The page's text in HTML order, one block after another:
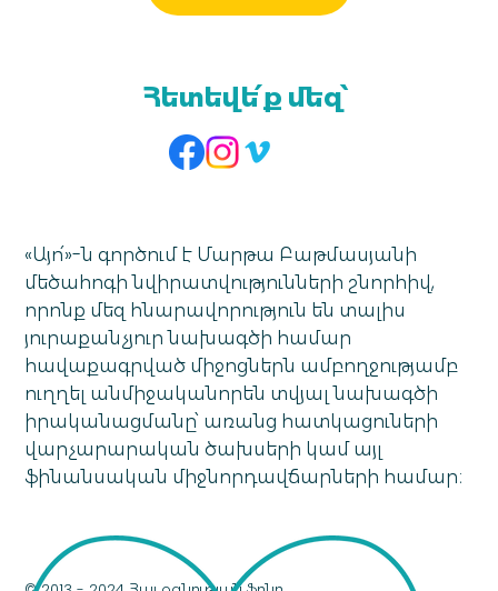
«Այո՛»-ն գործում է Մարթա Բաթմասյանի
մեծահոգի նվիրատվությունների շնորհիվ,
որոնք մեզ հնարավորություն են տալիս
յուրաքանչյուր նախագծի համար
հավաքագրված միջոցներն ամբողջությամբ
ուղղել անմիջականորեն տվյալ նախագծի
իրականացմանը՝ առանց հատկացուների
վարչարարական ծախսերի կամ այլ
ֆինանսական միջնորդավճարների համար։
Հետեվե՛ք մեզ՝